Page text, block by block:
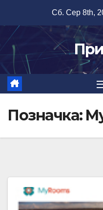
вмісту
Сб. Сер 8th,
Позначка: